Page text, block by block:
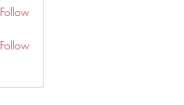
Follow
Follow